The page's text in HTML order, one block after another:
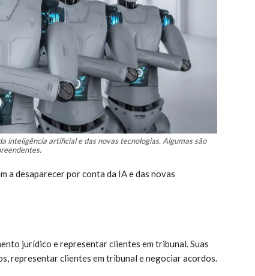
inteligência artificial e das novas tecnologias. Algumas são
a desaparecer por conta da IA e das novas
jurídico e representar clientes em tribunal. Suas
representar clientes em tribunal e negociar acordos.